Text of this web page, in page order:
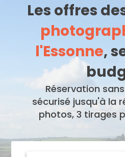
Les offres
l'Essonne,
Réservation
sécurisé jusqu'à la
photos, 3 tirages